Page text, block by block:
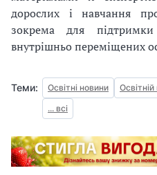
дорослих і навчання
зокрема для підтримки
внутрішньо переміщених
Теми: Освітні новини
... всі